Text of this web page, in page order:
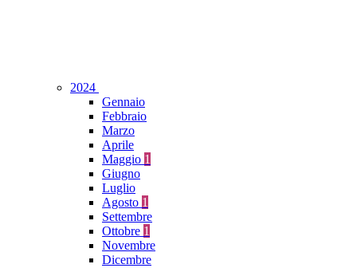
2024
Gennaio
Febbraio
Marzo
Aprile
Maggio 1
Giugno
Luglio
Agosto 1
Settembre
Ottobre 1
Novembre
Dicembre